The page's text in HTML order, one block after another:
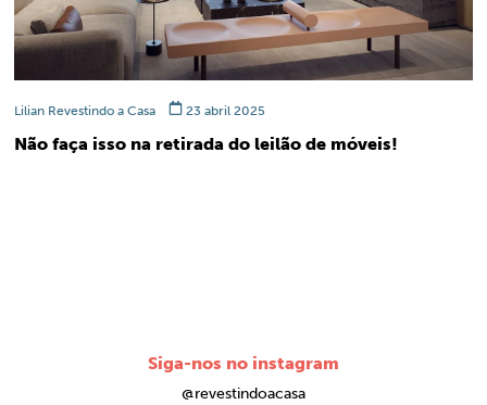
Lilian Revestindo a Casa 23 abril 2025
Não faça isso na retirada do leilão de móveis!
Siga-nos no instagram
@revestindoacasa